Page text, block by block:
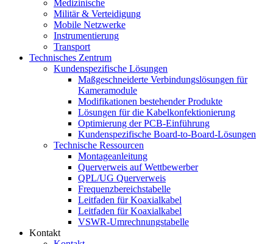
Medizinische
Militär & Verteidigung
Mobile Netzwerke
Instrumentierung
Transport
Technisches Zentrum
Kundenspezifische Lösungen
Maßgeschneiderte Verbindungslösungen für
Kameramodule
Modifikationen bestehender Produkte
Lösungen für die Kabelkonfektionierung
Optimierung der PCB-Einführung
Kundenspezifische Board-to-Board-Lösungen
Technische Ressourcen
Montageanleitung
Querverweis auf Wettbewerber
QPL/UG Querverweis
Frequenzbereichstabelle
Leitfaden für Koaxialkabel
Leitfaden für Koaxialkabel
VSWR-Umrechnungstabelle
Kontakt